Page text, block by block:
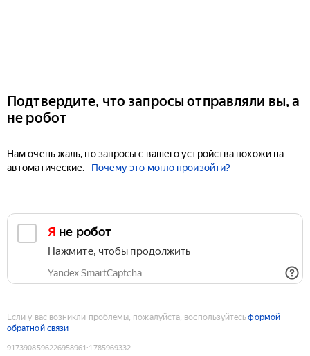
Подтвердите, что запросы отправляли вы, а
не робот
Нам очень жаль, но запросы с вашего устройства похожи на
автоматические.
Почему это могло произойти?
Я не робот
Нажмите, чтобы продолжить
Yandex SmartCaptcha
Если у вас возникли проблемы, пожалуйста, воспользуйтесьформой
обратной связи
9173908596226958961 :1785969332